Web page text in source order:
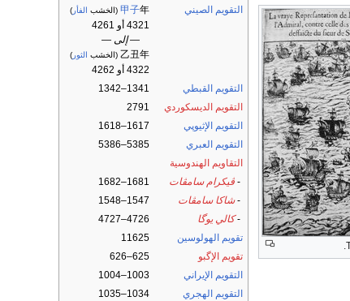
التقويم الصيني
甲子年 (الخشب الفأر )
4321 أو 4261
— إلى —
乙丑年 (الخشب الثور )
4322 أو 4262
التقويم القبطي
1341–1342
التقويم الديسكوردي
2791
التقويم الإثيوپي
1617–1618
التقويم العبري
5385–5386
التقاويم الهندوسية
- ڤيكرام سامڤات
1681–1682
-شاكا سامڤات
1547–1548
-كالي يوگا
4726–4727
تقويم الهولوسين
11625
تقويم الإگبو
625–626
التقويم الإيراني
1003–1004
التقويم الهجري
1034–1035
.